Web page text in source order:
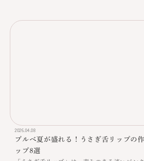
2026.04.08
プルべ夏が盛れる！うさぎ舌リップの
ップ8選